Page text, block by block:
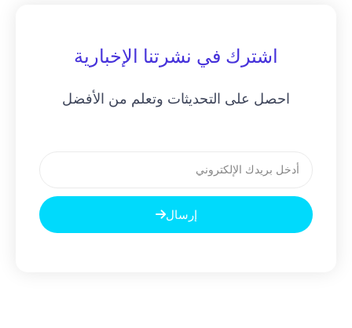
اشترك في نشرتنا الإخبارية
احصل على التحديثات وتعلم من الأفضل
بريد
إرسال